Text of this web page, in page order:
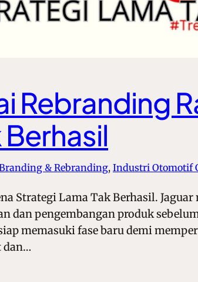
Rebranding
& Rebranding, Industri Otomotif
Strategi Lama Tak Berhasil.
dan pengembangan produk
memasuki fase baru demi
dan…